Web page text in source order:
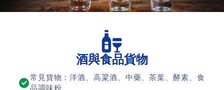
酒與食品貨物
常見貨物：洋酒、高粱酒、中藥、茶葉、酵素、食
品調味粉